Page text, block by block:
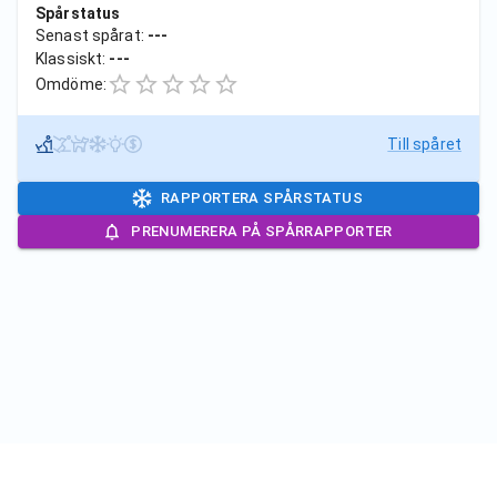
Spårstatus
Senast spårat: ---
Klassiskt: ---
Omdöme:
Till spåret
RAPPORTERA SPÅRSTATUS
PRENUMERERA PÅ SPÅRRAPPORTER